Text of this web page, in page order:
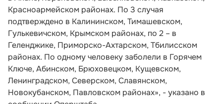
Красноармейском районах. По 3 случая
подтверждено в Калининском, Тимашевском,
Гулькевичском, Крымском районах, по 2 – в
Геленджике, Приморско-Ахтарском, Тбилисском
районах. По одному человеку заболели в Горячем
Ключе, Абинском, Брюховецком, Кущевском,
Ленинградском, Северском, Славянском,
Новокубанском, Павловском районах», - указано в